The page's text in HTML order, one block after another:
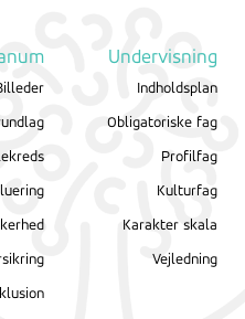
Undervisning
Indholdsplan
Obligatoriske fag
Profilfag
Kulturfag
Karakter skala
Vejledning